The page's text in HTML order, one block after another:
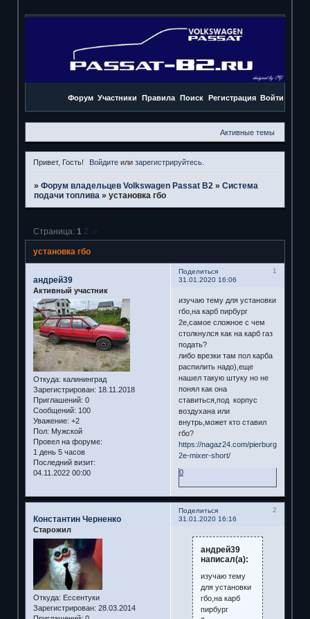
Форум Участники Правила Поиск Регистрация Войти
Активные темы
Привет, Гость! Войдите илизарегистрируйтесь
» Форум владельцев Volkswagen Passat B2 » Система
подачи топлива » установка гбо
установка гбо
Страница: 1 2 »
Поделиться
1
31.01.2020 16:06
андрей39
Активный участник
Откуда: калининград
Зарегистрирован: 18.11.2018
Приглашений: 0
Сообщений: 100
Уважение: +2
Пол: Мужской
Провел на форуме:
1 день 5 часов
Последний визит:
04.11.2022 00:00
изучаю тему для установки
гбо,на карб пирбург
2е,самое сложное с чем
столкнулся как на карб газ
подать?
либо врезки там пол карба
распилить надо),еще
нашел такую штуку но не
понял как она
ставиться,под корпус
воздухана или
внутрь,может кто ставил
гбо?
https://nagaz24.com/pierburg-
2e-mixer-short/
0
Поделиться
2
31.01.2020 16:16
Константин Черненко
Старожил
Откуда: Ессентуки
Зарегистрирован: 28.03.2014
андрей39
написал(а):
изучаю тему
для установки
гбо,на карб
пирбург